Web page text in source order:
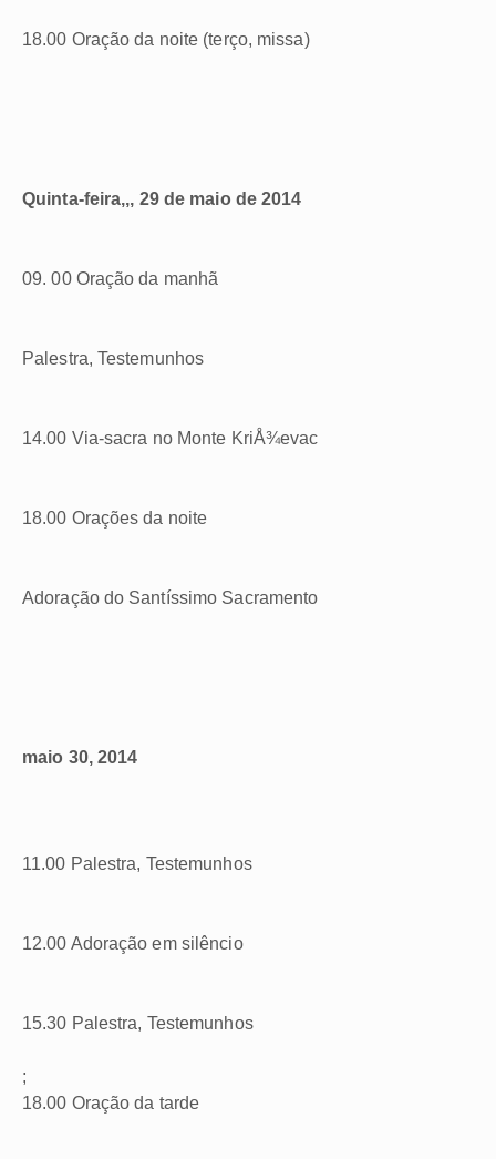
18.00 Oração da noite (terço, missa)
Quinta-feira,,, 29 de maio de 2014
09. 00 Oração da manhã
Palestra, Testemunhos
14.00 Via-sacra no Monte KriÅ¾evac
18.00 Orações da noite
Adoração do Santíssimo Sacramento
maio 30, 2014
11.00 Palestra, Testemunhos
12.00 Adoração em silêncio
15.30 Palestra, Testemunhos
;
18.00 Oração da tarde